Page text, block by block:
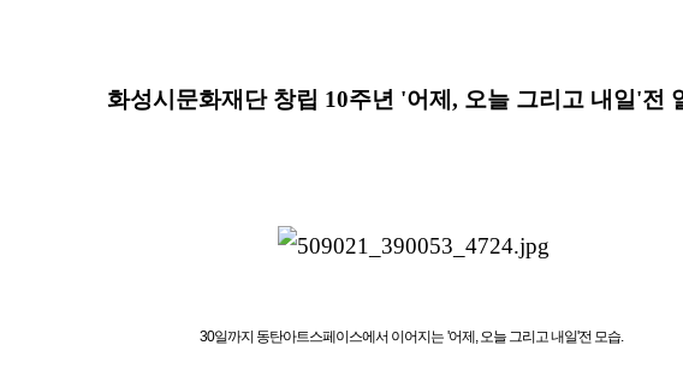
화성시문화재단 창립 10주년 '어제, 오늘 그리고 내일'전
30일까지 동탄아트스페이스에서 이어지는 '어제, 오늘 그리고 내일'전 모습.